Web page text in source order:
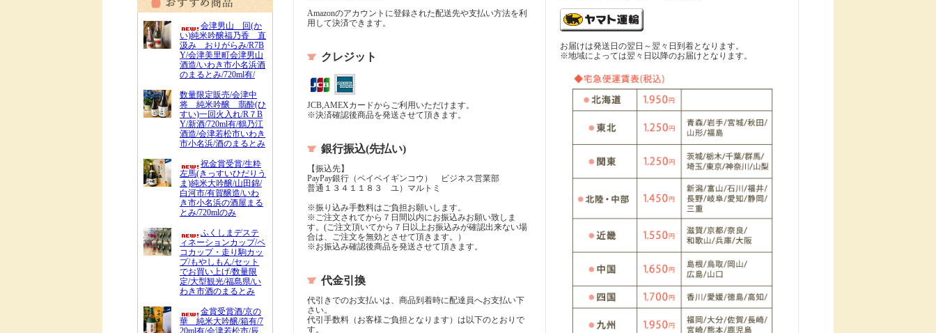
会津男山 回(か
い)純米吟醸福乃香 直
汲み おりがらみ/R7B
Y/会津美里町会津男山
酒造/いわき市小名浜酒
のまるとみ/720ml有/
数量限定販売/会津中
将 純米吟醸 翡酔(ひ
すい)一回火入れ/R７B
Y/新酒/720ml有/鶴乃江
酒造/会津若松市いわき
市小名浜/酒のまるとみ
祝金賞受賞/生粋
左馬(きっすいひだりう
ま)純米大吟醸/山田錦/
白河市/有賀醸造/いわ
き市小名浜の酒屋まる
とみ/720mlのみ
ふくしまデステ
ィネーションカップ/ペ
コカップ・走り駒カッ
プ/もやしもん/セット
でお買い上げ/数量限
定/大型観光/福島県/い
わき市酒のまるとみ
金賞受賞酒/京の
華 純米大吟醸/箱有/7
20ml有/会津若松市/辰
Amazonのアカウントに登録された配送先や支払い方法を利
用して決済できます。
クレジット
JCB,AMEXカードからご利用いただけます。
※決済確認後商品を発送させて頂きます。
銀行振込(先払い)
【振込先】
PayPay銀行（ペイペイギンコウ） ビジネス営業部
普通１３４１１８３ ユ）マルトミ
※振り込み手数料はご負担お願いします。
※ご注文されてから７日間以内にお振込みお願い致しま
す。(ご注文頂いてから７日以上お振込みが確認出来ない場
合は、ご注文を無効とさせて頂きます。）
※お振込み確認後商品を発送させて頂きます。
代金引換
代引きでのお支払いは、商品到着時に配達員へお支払い下
さい。
代引手数料（お客様ご負担となります）は以下のとおりで
す。
お届けは発送日の翌日～翌々日到着となります。
※地域によっては翌々日以降のお届けとなります。